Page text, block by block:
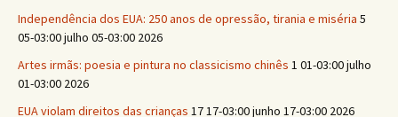
Independência dos EUA: 250 anos de opressão, tirania e miséria 5
05-03:00 julho 05-03:00 2026
Artes irmãs: poesia e pintura no classicismo chinês 1 01-03:00 julho
01-03:00 2026
EUA violam direitos das crianças 17 17-03:00 junho 17-03:00 2026